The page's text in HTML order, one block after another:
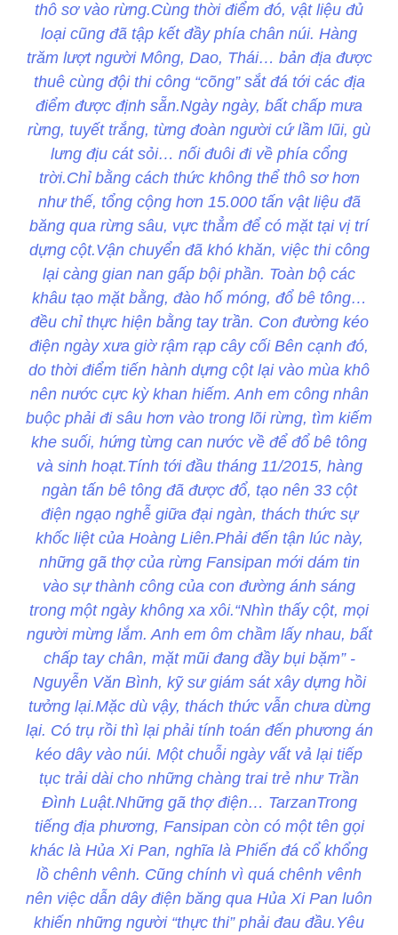
thô sơ vào rừng.Cùng thời điểm đó, vật liệu đủ
loại cũng đã tập kết đầy phía chân núi. Hàng
trăm lượt người Mông, Dao, Thái… bản địa được
thuê cùng đội thi công “cõng” sắt đá tới các địa
điểm được định sẵn.Ngày ngày, bất chấp mưa
rừng, tuyết trắng, từng đoàn người cứ lầm lũi, gù
lưng địu cát sỏi… nối đuôi đi về phía cổng
trời.Chỉ bằng cách thức không thể thô sơ hơn
như thế, tổng cộng hơn 15.000 tấn vật liệu đã
băng qua rừng sâu, vực thẳm để có mặt tại vị trí
dựng cột.Vận chuyển đã khó khăn, việc thi công
lại càng gian nan gấp bội phần. Toàn bộ các
khâu tạo mặt bằng, đào hố móng, đổ bê tông…
đều chỉ thực hiện bằng tay trần. Con đường kéo
điện ngày xưa giờ rậm rạp cây cối Bên cạnh đó,
do thời điểm tiến hành dựng cột lại vào mùa khô
nên nước cực kỳ khan hiếm. Anh em công nhân
buộc phải đi sâu hơn vào trong lõi rừng, tìm kiếm
khe suối, hứng từng can nước về để đổ bê tông
và sinh hoạt.Tính tới đầu tháng 11/2015, hàng
ngàn tấn bê tông đã được đổ, tạo nên 33 cột
điện ngạo nghễ giữa đại ngàn, thách thức sự
khốc liệt của Hoàng Liên.Phải đến tận lúc này,
những gã thợ của rừng Fansipan mới dám tin
vào sự thành công của con đường ánh sáng
trong một ngày không xa xôi.“Nhìn thấy cột, mọi
người mừng lắm. Anh em ôm chầm lấy nhau, bất
chấp tay chân, mặt mũi đang đầy bụi bặm” -
Nguyễn Văn Bình, kỹ sư giám sát xây dựng hồi
tưởng lại.Mặc dù vậy, thách thức vẫn chưa dừng
lại. Có trụ rồi thì lại phải tính toán đến phương án
kéo dây vào núi. Một chuỗi ngày vất vả lại tiếp
tục trải dài cho những chàng trai trẻ như Trần
Đình Luật.Những gã thợ điện… TarzanTrong
tiếng địa phương, Fansipan còn có một tên gọi
khác là Hủa Xi Pan, nghĩa là Phiến đá cổ khổng
lồ chênh vênh. Cũng chính vì quá chênh vênh
nên việc dẫn dây điện băng qua Hủa Xi Pan luôn
khiến những người “thực thi” phải đau đầu.Yêu